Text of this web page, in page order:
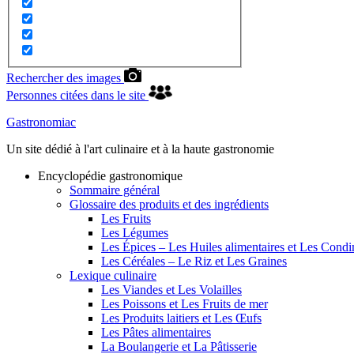
Rechercher des images
Personnes citées dans le site
Gastronomiac
Un site dédié à l'art culinaire et à la haute gastronomie
Encyclopédie gastronomique
Sommaire général
Glossaire des produits et des ingrédients
Les Fruits
Les Légumes
Les Épices – Les Huiles alimentaires et Les
Les Céréales – Le Riz et Les Graines
Lexique culinaire
Les Viandes et Les Volailles
Les Poissons et Les Fruits de mer
Les Produits laitiers et Les Œufs
Les Pâtes alimentaires
La Boulangerie et La Pâtisserie